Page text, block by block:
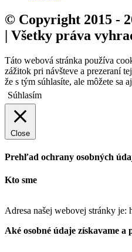
© Copyright 2015 -
| Všetky práva
Táto webová stránka používa
zážitok pri návšteve a prezeraní
že s tým súhlasíte, ale môžete sa
Súhlasím
Close
Prehľad ochrany osobných
Kto sme
Adresa našej webovej stránky je:
Aké osobné údaje získavame a